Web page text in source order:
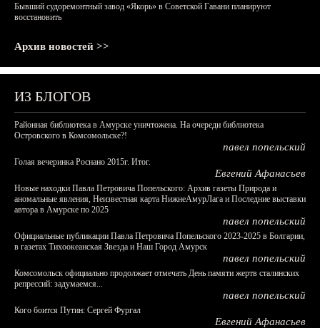
Бывший судоремонтный завод «Якорь» в Советской Гавани планируют
восстановить
Архив новостей >>
ИЗ БЛОГОВ
Районная библиотека в Амурске уничтожена. На очереди библиотека
Островского в Комсомольске?!
павел попельский
Голая вечеринка Роснано 2015г. Итог.
Евгений Афанасьев
Новые находки Павла Петровича Попельского: Архив газеты Природа и
аномальные явления, Неизвестная карта НижнеАмурЛага и Последние выставки
автора в Амурске по 2025
павел попельский
Официальные публикации Павла Петровича Попельского 2023-2025 в Болгарии,
в газетах Тихоокеанская Звезда и Наш Город Амурск
павел попельский
Комсомольск официально продолжает отмечать День памяти жертв сталинских
репрессий: задумаемся...
павел попельский
Кого боится Путин: Сергей Фургал
Евгений Афанасьев